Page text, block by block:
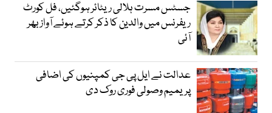
جسٹس مسرت ہلالی ریٹائر ہوگئیں، فل کورٹ
ریفرنس میں والدین کا ذکر کرتے ہوئے آواز بھر
آئی
عدالت نے ایل پی جی کمپنیوں کی اضافی
پریمیم وصولی فوری روک دی